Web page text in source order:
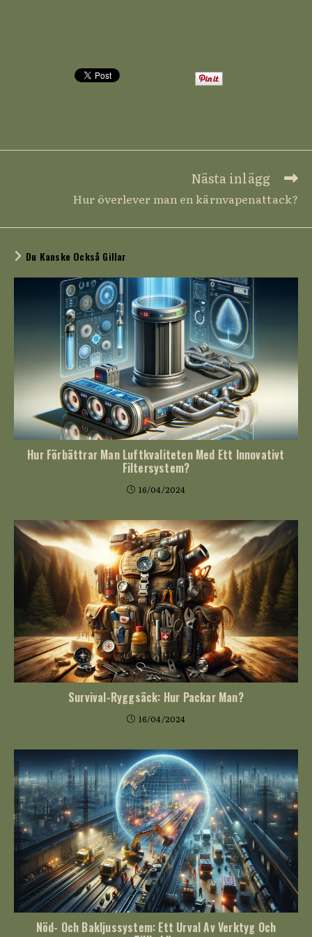
Nästa inlägg
Hur överlever man en kärnvapenattack?
Du Kanske Också Gillar
Hur Förbättrar Man Luftkvaliteten Med Ett Innovativt
Filtersystem?
16/04/2024
Survival-Ryggsäck: Hur Packar Man?
16/04/2024
Nöd- Och Bakljussystem: Ett Urval Av Verktyg Och